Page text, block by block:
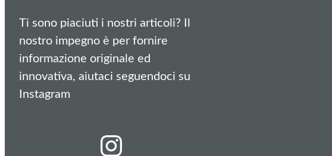
Ti sono piaciuti i nostri articoli? Il
nostro impegno è per fornire
informazione originale ed
innovativa, aiutaci seguendoci su
Instagram
Instagram